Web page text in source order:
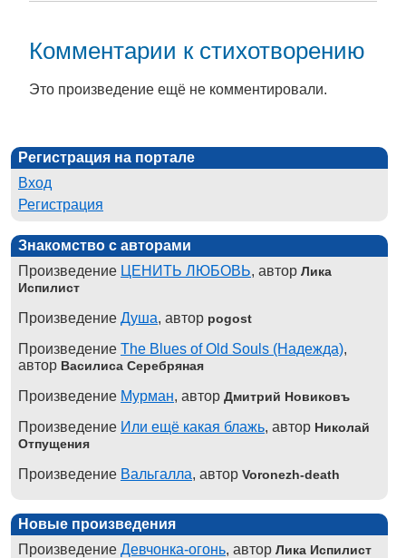
Комментарии к стихотворению
Это произведение ещё не комментировали.
Регистрация на портале
Вход
Регистрация
Знакомство с авторами
Произведение ЦЕНИТЬ ЛЮБОВЬ, автор Лика
Испилист
Произведение Душа, автор pogost
Произведение The Blues of Old Souls (Надежда),
автор Василиса Серебряная
Произведение Мурман, автор Дмитрий Новиковъ
Произведение Или ещё какая блажь, автор Николай
Отпущения
Произведение Вальгалла, автор Voronezh-death
Новые произведения
Произведение Девчонка-огонь, автор Лика Испилист